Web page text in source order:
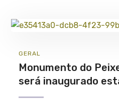
GERAL
Monumento do
será inaugurado